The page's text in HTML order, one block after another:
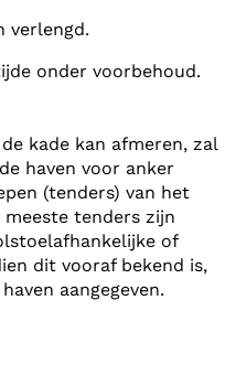
verlengd.
onder voorbehoud.
kade kan afmeren, zal
haven voor anker
(tenders) van het
tenders zijn
of
dit vooraf bekend is,
aangegeven.